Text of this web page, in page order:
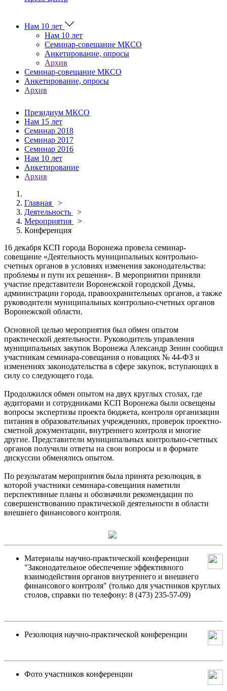
Нам 10 лет
Нам 10 лет
Семинар-совещание МКСО
Анкетирование, опросы
Архив
Семинар-совещание МКСО
Анкетирование, опросы
Архив
Президиум МКСО
Нам 15 лет
Семинар 2018
Семинар 2017
Семинар 2016
Нам 10 лет
Анкетирование
Архив
Главная
>
Деятельность
>
Мероприятия
>
Конференция
16 декабря КСП города Воронежа провела семинар-
совещание «Деятельность муниципальных контрольно-
счетных органов в условиях изменения законодательства:
проблемы и пути их решения». В мероприятии приняли
участие представители Воронежской городской Думы,
администрации города, правоохранительных органов, а также
руководители муниципальных контрольно-счетных органов
Воронежской области.
Основной целью мероприятия был обмен опытом
практической деятельности. Руководитель управления
муниципальных закупок Воронежа Александр Зенин сообщил
участникам семинара-совещания о новациях № 44-ФЗ и
изменениях законодательства в сфере закупок, вступающих в
силу со следующего года.
Продолжился обмен опытом на двух круглых столах, где
аудиторами и сотрудниками КСП Воронежа были освещены
вопросы экспертизы проекта бюджета, контроля организации
питания в образовательных учреждениях, проверок проектно-
сметной документации, внутреннего контроля и многие
другие. Представители муниципальных контрольно-счетных
органов получили ответы на свои вопросы и в формате
дискуссии обменялись опытом.
По результатам мероприятия была принята резолюция, в
которой участники семинара-совещания наметили
перспективные планы и обозначили рекомендации по
совершенствованию практической деятельности в области
внешнего финансового контроля.
Материалы научно-практической конференции
"Законодательное обеспечение эффективного
взаимодействия органов внутреннего и внешнего
финансового контроля" (только для участников круглых
столов, справки по телефону: 8 (473) 235-57-09)
Резолюция научно-практической конференции
Фото участников конференции